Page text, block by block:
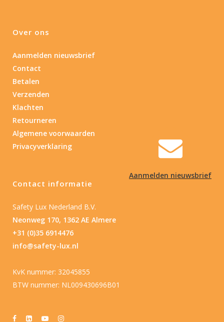
Aanmelden nieuwsbrief
Over ons
Aanmelden nieuwsbrief
Contact
Betalen
Verzenden
Klachten
Retourneren
Algemene voorwaarden
Privacyverklaring
Contact informatie
Safety Lux Nederland B.V.
Neonweg 170, 1362 AE Almere
+31 (0)35 6914476
info@safety-lux.nl
KvK nummer: 32045855
BTW nummer: NL009430696B01